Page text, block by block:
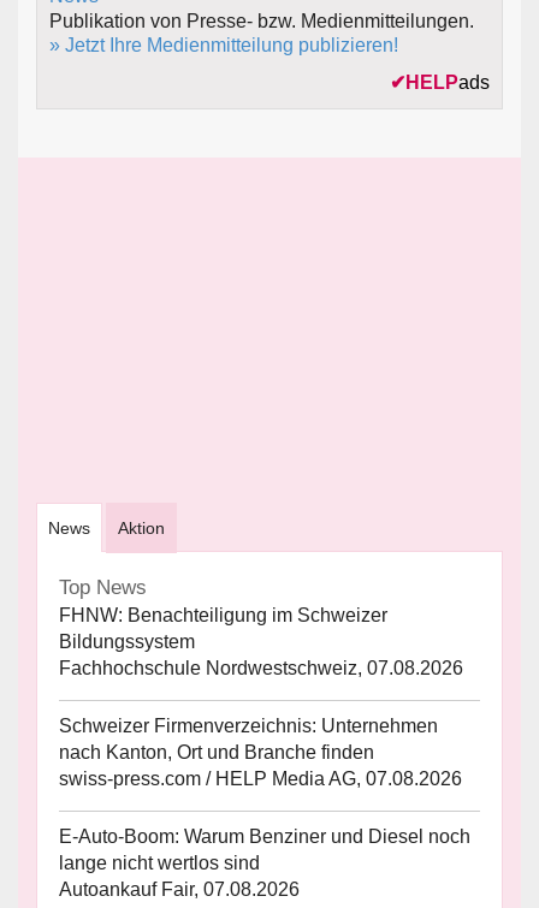
Publikation von Presse- bzw. Medienmitteilungen.
» Jetzt Ihre Medienmitteilung publizieren!
✔ HELPads
News Aktion
Top News
FHNW: Benachteiligung im Schweizer
Bildungssystem
Fachhochschule Nordwestschweiz, 07.08.2026
Schweizer Firmenverzeichnis: Unternehmen
nach Kanton, Ort und Branche finden
swiss-press.com / HELP Media AG, 07.08.2026
E-Auto-Boom: Warum Benziner und Diesel noch
lange nicht wertlos sind
Autoankauf Fair, 07.08.2026